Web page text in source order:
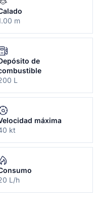
m
de
L
máxima
kt
L/h